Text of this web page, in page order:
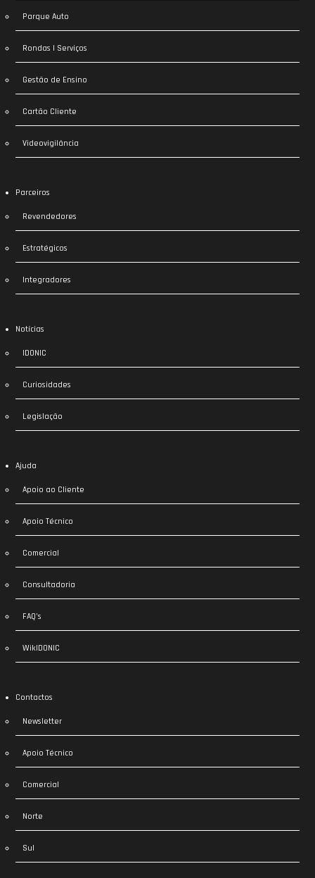
Parque Auto
Rondas | Serviços
Gestão de Ensino
Cartão Cliente
Videovigilância
Parceiros
Revendedores
Estratégicos
Integradores
Notícias
IDONIC
Curiosidades
Legislação
Ajuda
Apoio ao Cliente
Apoio Técnico
Comercial
Consultadoria
FAQ’s
WikIDONIC
Contactos
Newsletter
Apoio Técnico
Comercial
Norte
Sul